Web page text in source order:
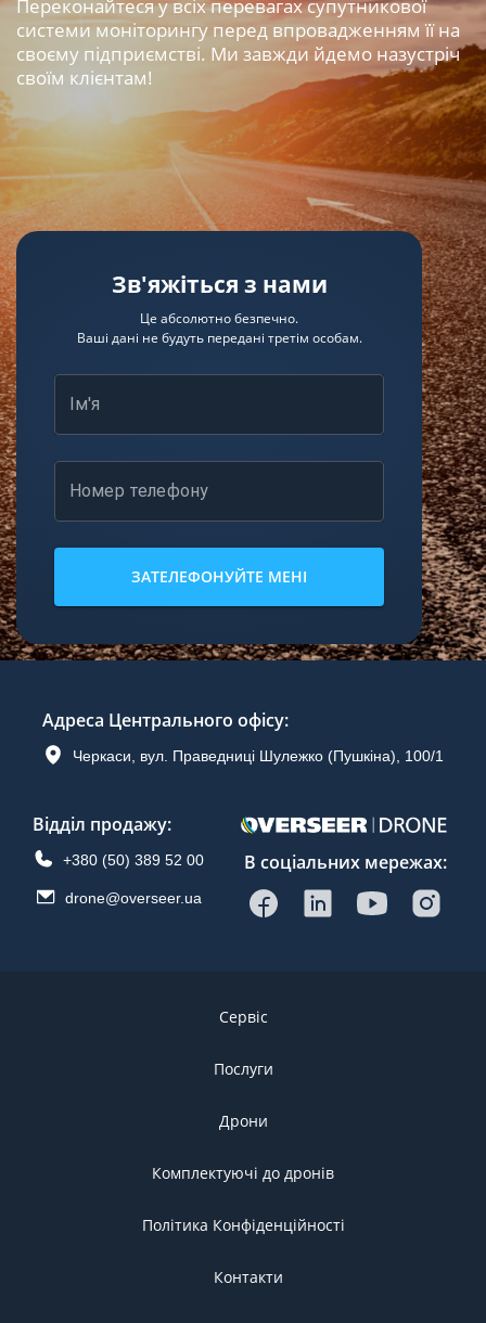
Переконайтеся у всіх перевагах супутникової
системи моніторингу перед впровадженням її на
своєму підприємстві. Ми завжди йдемо назустріч
своїм клієнтам!
Зв'яжіться з нами
Це абсолютно безпечно.
Ваші дані не будуть передані третім особам.
Ім'я
Номер телефону
ЗАТЕЛЕФОНУЙТЕ МЕНІ
В соціальних мережах:
Адреса Центрального офісу:
Черкаси, вул. Праведниці Шулежко (Пушкіна), 100/1
Відділ продажу:
+380 (50) 389 52 00
drone@overseer.ua
Сервіс
Послуги
Дрони
Комплектуючі до дронів
Політика Конфіденційності
Контакти